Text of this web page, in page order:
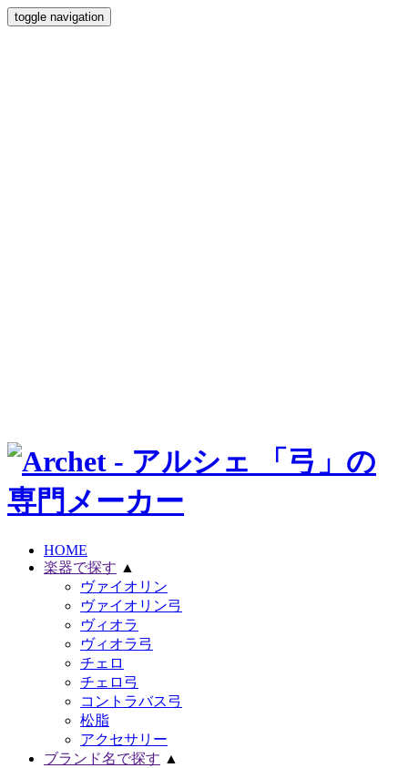
toggle navigation
HOME
楽器で探す ▲
ヴァイオリン
ヴァイオリン弓
ヴィオラ
ヴィオラ弓
チェロ
チェロ弓
コントラバス弓
松脂
アクセサリー
ブランド名で探す ▲